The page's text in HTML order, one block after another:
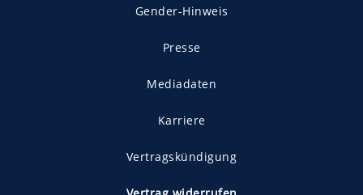
Gender-Hinweis
Presse
Mediadaten
Karriere
Vertragskündigung